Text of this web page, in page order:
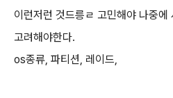
이런저런 것드릉ㄹ 고민해야 나중에
고려해야한다.
os종류, 파티션, 레이드,